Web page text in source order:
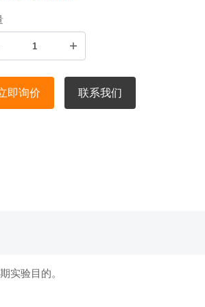
即询价 联系我们
实验目的。